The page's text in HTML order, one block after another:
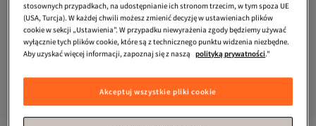
stosownych przypadkach, na udostępnianie ich stronom trzecim, w tym spoza UE
(USA, Turcja). W każdej chwili możesz zmienić decyzję w ustawieniach plików
cookie w sekcji „Ustawienia”. W przypadku niewyrażenia zgody będziemy używać
wyłącznie tych plików cookie, które są z technicznego punktu widzenia niezbędne.
Aby uzyskać więcej informacji, zapoznaj się z naszą polityką prywatności."
Akceptuj wszystkie pliki cookie